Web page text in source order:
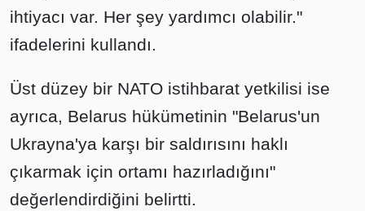
ihtiyacı var. Her şey yardımcı olabilir."
ifadelerini kullandı.
Üst düzey bir NATO istihbarat yetkilisi ise
ayrıca, Belarus hükümetinin "Belarus'un
Ukrayna'ya karşı bir saldırısını haklı
çıkarmak için ortamı hazırladığını"
değerlendirdiğini belirtti.